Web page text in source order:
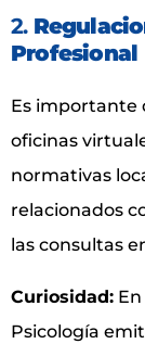
2.
Profesional
Es importante
oficinas
normativas
relacionados
las consultas
Curiosidad:
Psicología